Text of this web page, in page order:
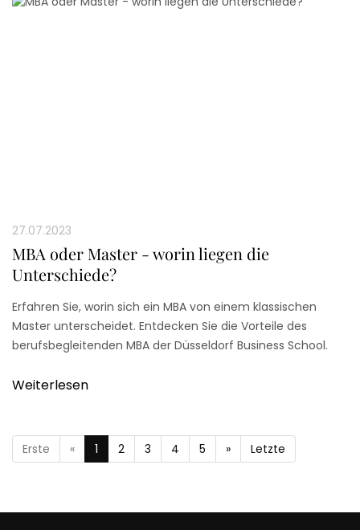
27.07.2023
MBA oder Master - worin liegen die
Unterschiede?
Erfahren Sie, worin sich ein MBA von einem klassischen
Master unterscheidet. Entdecken Sie die Vorteile des
berufsbegleitenden MBA der Düsseldorf Business School.
Weiterlesen
Erste « 1 2 3 4 5 » Letzte